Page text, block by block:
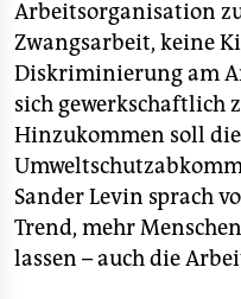
abo
genossenschaft
epaper login
Arbeitsorganisation
Zwangsarbeit, keine
Diskriminierung am
sich gewerkschaftlich
Hinzukommen soll
Sander Levin sprach
Trend, mehr
lassen – auch die